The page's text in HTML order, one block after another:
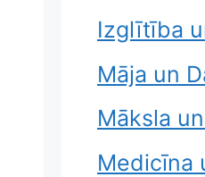
Izglītība
Māja un
Māksla
Medicīna